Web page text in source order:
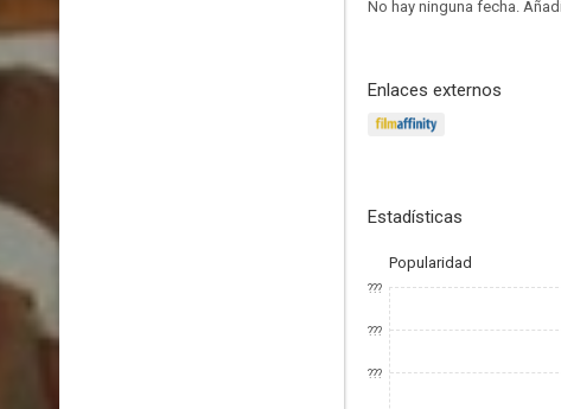
No hay ninguna fecha.
Enlaces externos
Estadísticas
Popularidad
???
???
???